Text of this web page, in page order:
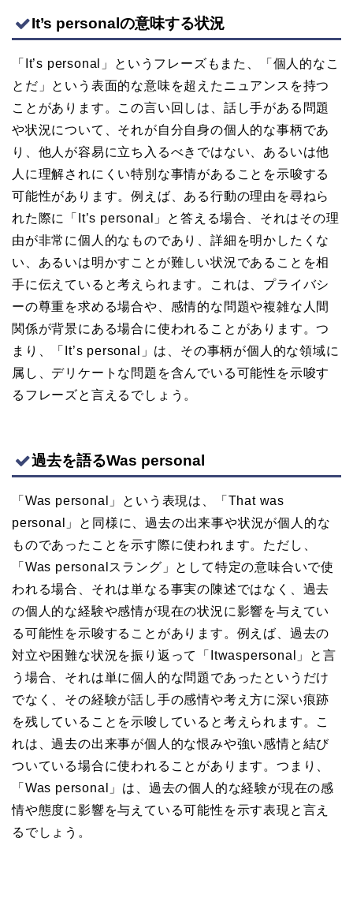
It’s personalの意味する状況
「It’s personal」というフレーズもまた、「個人的なこ
とだ」という表面的な意味を超えたニュアンスを持つ
ことがあります。この言い回しは、話し手がある問題
や状況について、それが自分自身の個人的な事柄であ
り、他人が容易に立ち入るべきではない、あるいは他
人に理解されにくい特別な事情があることを示唆する
可能性があります。例えば、ある行動の理由を尋ねら
れた際に「It’s personal」と答える場合、それはその理
由が非常に個人的なものであり、詳細を明かしたくな
い、あるいは明かすことが難しい状況であることを相
手に伝えていると考えられます。これは、プライバシ
ーの尊重を求める場合や、感情的な問題や複雑な人間
関係が背景にある場合に使われることがあります。つ
まり、「It’s personal」は、その事柄が個人的な領域に
属し、デリケートな問題を含んでいる可能性を示唆す
るフレーズと言えるでしょう。
過去を語るWas personal
「Was personal」という表現は、「That was
personal」と同様に、過去の出来事や状況が個人的な
ものであったことを示す際に使われます。ただし、
「Was personalスラング」として特定の意味合いで使
われる場合、それは単なる事実の陳述ではなく、過去
の個人的な経験や感情が現在の状況に影響を与えてい
る可能性を示唆することがあります。例えば、過去の
対立や困難な状況を振り返って「Itwaspersonal」と言
う場合、それは単に個人的な問題であったというだけ
でなく、その経験が話し手の感情や考え方に深い痕跡
を残していることを示唆していると考えられます。こ
れは、過去の出来事が個人的な恨みや強い感情と結び
ついている場合に使われることがあります。つまり、
「Was personal」は、過去の個人的な経験が現在の感
情や態度に影響を与えている可能性を示す表現と言え
るでしょう。